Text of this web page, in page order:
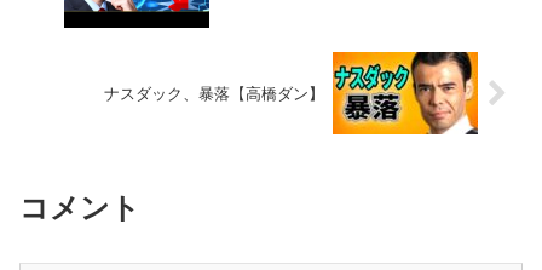
ナスダック、暴落【高橋ダン】
コメント